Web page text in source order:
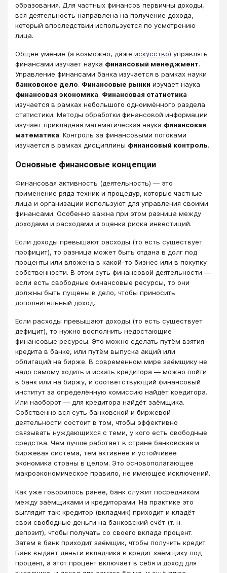
образования. Для частных финансов первичны доходы,
вся деятельность направлена на получение дохода,
который впоследствии используется по усмотрению
лица.
Общее умение (а возможно, даже искусство) управлять
финансами изучает наука финансовый менеджмент.
Управление финансами банка изучается в рамках науки
банковское дело. Финансовые рынки изучает наука
финансовая экономика. Финансовая статистика
изучается в рамках небольшого одноимённого раздела
статистики. Методы обработки финансовой информации
изучает прикладная математическая наука финансовая
математика. Контроль за финансовыми потоками
изучается в рамках дисциплины финансовый контроль.
Основные финансовые концепции
Финансовая активность (деятельность) — это
применение ряда техник и процедур, которые частные
лица и организации используют для управления своими
финансами. Особенно важна при этом разница между
доходами и расходами и оценка риска инвестиций.
Если доходы превышают расходы (то есть существует
профицит), то разница может быть отдана в долг под
проценты или вложена в какой-то бизнес или в покупку
собственности. В этом суть финансовой деятельности —
если есть свободные финансовые ресурсы, то они
должны быть пущены в дело, чтобы приносить
дополнительный доход.
Если расходы превышают доходы (то есть существует
дефицит), то нужно восполнить недостающие
финансовые ресурсы. Это можно сделать путём взятия
кредита в банке, или путём выпуска акций или
облигаций на бирже. В современном мире заёмщику не
надо самому ходить и искать кредитора — можно пойти
в банк или на биржу, и соответствующий финансовый
институт за определённую комиссию найдёт кредитора.
Или наоборот — для кредитора найдёт заёмщика.
Собственно вся суть банковской и биржевой
деятельности состоит в том, чтобы эффективно
связывать нуждающихся с теми, у кого есть свободные
средства. Чем лучше работает в стране банковская и
биржевая система, тем активнее и устойчивее
экономика страны в целом. Это основополагающее
макроэкономическое правило, не имеющее исключений.
Как уже говорилось ранее, банк служит посредником
между заёмщиками и кредиторами. На практике это
выглядит так: кредитор (вкладчик) приходит и кладёт
свои свободные деньги на банковский счёт (т. н.
депозит), чтобы получать со своего вклада процент.
Затем в банк приходит заёмщик, чтобы получить кредит.
Банк выдаёт деньги вкладчика в кредит заёмщику под
процент, а этот процент включает в себя и доход для